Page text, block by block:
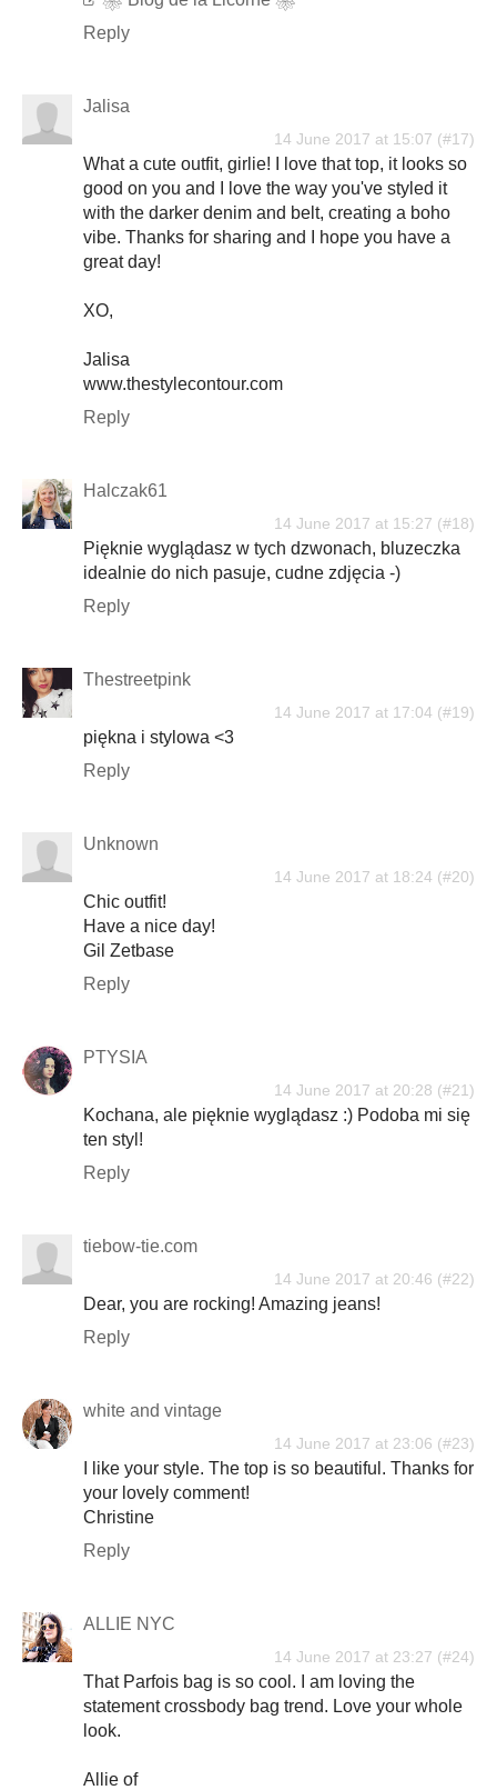
Reply
Jalisa
14 June 2017 at 15:07
What a cute outfit, girlie! I love that top, it looks so
good on you and I love the way you've styled it
with the darker denim and belt, creating a boho
vibe. Thanks for sharing and I hope you have a
great day!
XO,
Jalisa
www.thestylecontour.com
Reply
Halczak61
14 June 2017 at 15:27
Pięknie wyglądasz w tych dzwonach, bluzeczka
idealnie do nich pasuje, cudne zdjęcia -)
Reply
Thestreetpink
14 June 2017 at 17:04
piękna i stylowa <3
Reply
Unknown
14 June 2017 at 18:24
Chic outfit!
Have a nice day!
Gil Zetbase
Reply
PTYSIA
14 June 2017 at 20:28
Kochana, ale pięknie wyglądasz :) Podoba mi się
ten styl!
Reply
tiebow-tie.com
14 June 2017 at 20:46
Dear, you are rocking! Amazing jeans!
Reply
white and vintage
14 June 2017 at 23:06
I like your style. The top is so beautiful. Thanks for
your lovely comment!
Christine
Reply
ALLIE NYC
14 June 2017 at 23:27
That Parfois bag is so cool. I am loving the
statement crossbody bag trend. Love your whole
look.
Allie of